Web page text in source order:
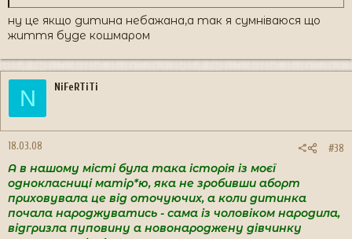
ну це якщо дитина небажана,а так я сумніваюся що
життя буде кошмаром
N NiFeRTiTi
18.03.08 #38
А в нашому місті була така історія із моєї
однокласниці матір*ю, яка не зробивши аборт
приховувала це від оточуючих, а коли дитинка
почала народжуватись - сама із чоловіком народила,
відгризла пуповину а новонароджену дівчинку